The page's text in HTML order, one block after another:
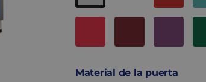
Material de la puerta